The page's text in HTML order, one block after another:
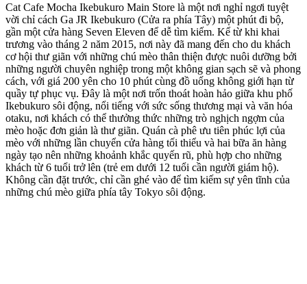
Cat Cafe Mocha Ikebukuro Main Store là một nơi nghỉ ngơi tuyệt
vời chỉ cách Ga JR Ikebukuro (Cửa ra phía Tây) một phút đi bộ,
gần một cửa hàng Seven Eleven để dễ tìm kiếm. Kể từ khi khai
trương vào tháng 2 năm 2015, nơi này đã mang đến cho du khách
cơ hội thư giãn với những chú mèo thân thiện được nuôi dưỡng bởi
những người chuyên nghiệp trong một không gian sạch sẽ và phong
cách, với giá 200 yên cho 10 phút cùng đồ uống không giới hạn từ
quầy tự phục vụ. Đây là một nơi trốn thoát hoàn hảo giữa khu phố
Ikebukuro sôi động, nổi tiếng với sức sống thương mại và văn hóa
otaku, nơi khách có thể thưởng thức những trò nghịch ngợm của
mèo hoặc đơn giản là thư giãn. Quán cà phê ưu tiên phúc lợi của
mèo với những lần chuyển cửa hàng tối thiểu và hai bữa ăn hàng
ngày tạo nên những khoảnh khắc quyến rũ, phù hợp cho những
khách từ 6 tuổi trở lên (trẻ em dưới 12 tuổi cần người giám hộ).
Không cần đặt trước, chỉ cần ghé vào để tìm kiếm sự yên tĩnh của
những chú mèo giữa phía tây Tokyo sôi động.